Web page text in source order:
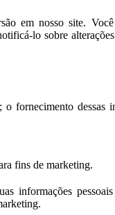
em nosso site.
lo sobre
fornecimento dessas
fins de marketing.
informações